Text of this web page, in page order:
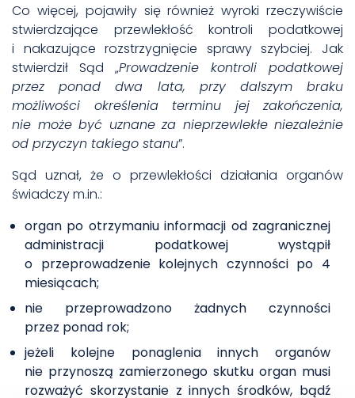
Co więcej, pojawiły się równieżwyroki rzeczywiście
stwierdzające przewlekłość kontroli podatkowej
i nakazujące rozstrzygnięcie sprawy szybciej. Jak
stwierdził Sąd „Prowadzenie kontroli podatkowej
przez ponad dwa lata, przy dalszym braku
możliwości określenia terminu jej zakończenia,
nie może być uznane za nieprzewlekłe niezależnie
od przyczyn takiego stanu”.
Sąd uznał, że o przewlekłości działania organów
świadczy m.in.:
organ po otrzymaniu informacji od zagranicznej
administracji podatkowej wystąpił
o przeprowadzenie kolejnych czynności po 4
miesiącach;
nie przeprowadzono żadnych czynności
przez ponad rok;
jeżeli kolejne ponaglenia innych organów
nie przynoszą zamierzonego skutku organ musi
rozważyć skorzystanie z innych środków, bądź